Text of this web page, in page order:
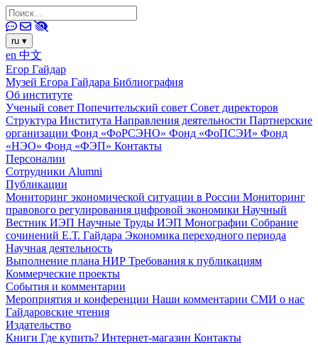
ru ▾
en 中文
Егор Гайдар
Музей Егора Гайдара Библиография
Об институте
Ученый совет Попечительский совет Совет директоров
Структура Института Направления деятельности Партнерские
организации Фонд «ФоРСЭНО» Фонд «ФоПСЭИ» Фонд
«НЭО» Фонд «ФЭП» Контакты
Персоналии
Сотрудники Alumni
Публикации
Мониторинг экономической ситуации в России Мониторинг
правового регулирования цифровой экономики Научный
Вестник ИЭП Научные Труды ИЭП Монографии Собрание
сочинений Е.Т. Гайдара Экономика переходного периода
Научная деятельность
Выполнение плана НИР Требования к публикациям
Коммерческие проекты
События и комментарии
Мероприятия и конференции Наши комментарии СМИ о нас
Гайдаровские чтения
Издательство
Книги Где купить? Интернет-магазин Контакты